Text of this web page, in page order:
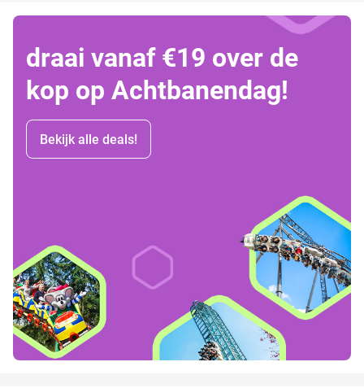
draai vanaf €19 over de
kop op Achtbanendag!
Bekijk alle deals!